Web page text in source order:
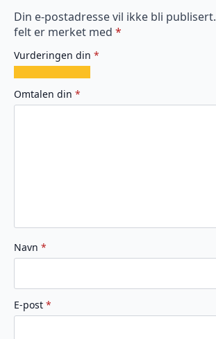
Din e-postadresse vil ikke bli publisert.
felt er merket med *
Vurderingen din *
av
5
av
5
av
5
av
5
av
5
Omtalen din *
Navn *
E-post *